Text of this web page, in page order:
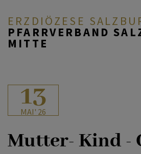
ERZDIÖZESE
PFARRVERBAND
MITTE
ÜBER UNS
13
MAI' 26
Mutter- Kind -